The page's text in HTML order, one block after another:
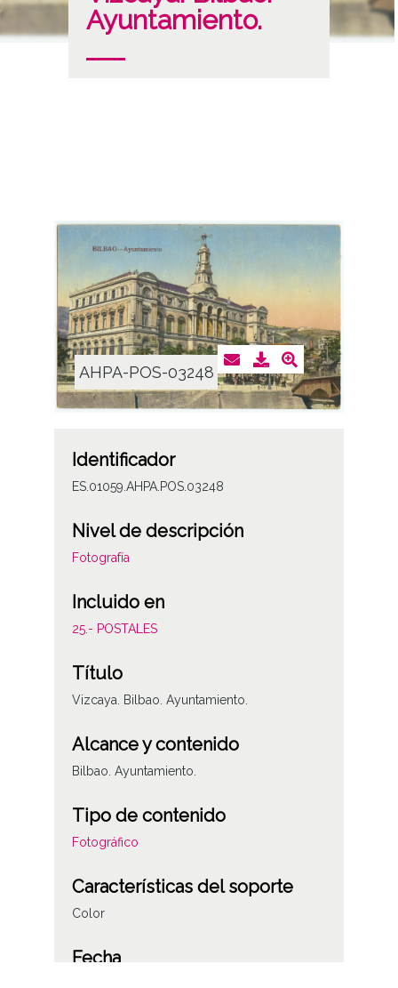
Ayuntamiento.
AHPA-POS-03248
Identificador
ES.01059.AHPA.POS.03248
Nivel de descripción
Fotografía
Incluido en
25.- POSTALES
Título
Vizcaya. Bilbao. Ayuntamiento.
Alcance y contenido
Bilbao. Ayuntamiento.
Tipo de contenido
Fotográfico
Características del soporte
Color
Fecha